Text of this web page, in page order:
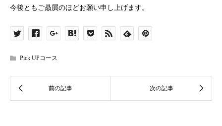
今後ともご贔屓のほどお願い申し上げます。
Pick UPコース